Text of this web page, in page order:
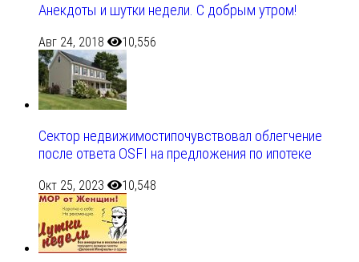
Анекдоты и шутки недели. С добрым утром!
Авг 24, 2018 10,556
Сектор недвижимостипочувствовал облегчение
после ответа OSFI на предложения по ипотеке
Окт 25, 2023 10,548